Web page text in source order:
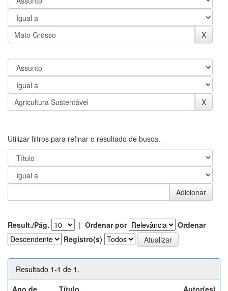
Utilizar filtros para refinar o resultado de busca.
Result./Pág. | Ordenar por
Ordenar
Registro(s)
Resultado 1-1 de 1.
Ano de
Título Autor(es)